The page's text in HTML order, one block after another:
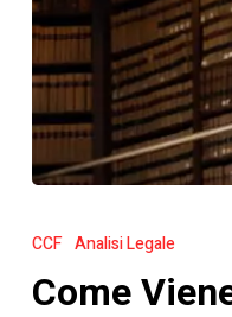
Viene
l'Indipendenza
CCF Analisi Legale
Come